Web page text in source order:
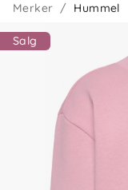
Merker Hummel
Salg